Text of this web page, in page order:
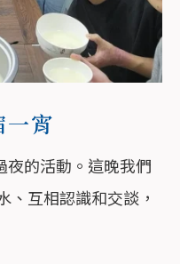
一宵
夜的活動。這晚我們
、互相認識和交談，